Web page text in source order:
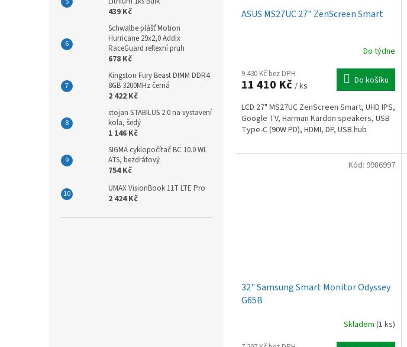
439 Kč
Schwalbe plášť Motion
Hurricane 29x2,0 Addix
RaceGuard reflexní pruh
678 Kč
Kingston Fury Beast DIMM DDR4
8GB 3200MHz černá
2 422 Kč
stojan STABILUS 2.0 na vystavení
kola, šedý
1 146 Kč
SIGMA cyklopočítač BC 10.0 WL
ATS, bezdrátový
754 Kč
UMAX VisionBook 11T LTE Pro
2 424 Kč
ASUS MS27UC 27" ZenScreen Smart
Do týdne
9 430 Kč bez DPH
11 410 Kč / ks Do košíku
LCD 27" MS27UC ZenScreen Smart, UHD IPS,
Google TV, Harman Kardon speakers, USB
Type-C (90W PD), HDMI, DP, USB hub
32" Samsung Smart Monitor Odyssey
G65B
Skladem (1 ks)
Kód: 9986997